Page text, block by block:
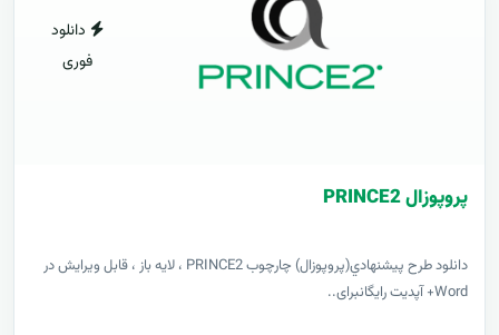
دانلود
فوری
پروپوزال PRINCE2
دانلود طرح پيشنهادي(پروپوزال) چارچوب PRINCE2 ، لایه باز ، قابل ویرایش در
Word+ آپدیت رایگانبرای..